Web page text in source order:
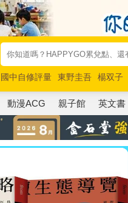
國中自修評量 東野圭吾 楊双子
唯紅花綻放
奧德賽 路邊攤新作
動漫ACG 親子館 英文書